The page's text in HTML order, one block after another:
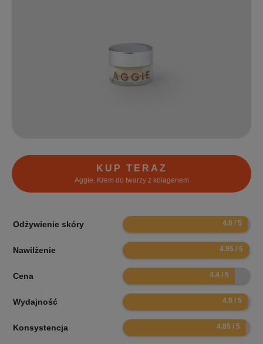
KUP TERAZ
Aggie, Krem do twarzy z kolagenem
Odżywienie skóry 9.8
Nawilżenie 9.9
Cena 8.8
Wydajność 9.8
Konsystencja 9.7